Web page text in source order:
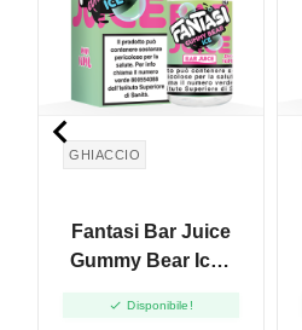
GHIACCIO
Fantasi Bar Juice
Gummy Bear Ice -
 Disponibile!
